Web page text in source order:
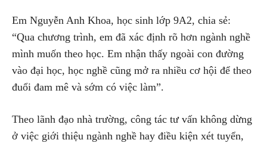
Em Nguyễn Anh Khoa, học sinh lớp 9A2, chia sẻ:
“Qua chương trình, em đã xác định rõ hơn ngành nghề
mình muốn theo học. Em nhận thấy ngoài con đường
vào đại học, học nghề cũng mở ra nhiều cơ hội để theo
đuổi đam mê và sớm có việc làm”.
Theo lãnh đạo nhà trường, công tác tư vấn không dừng
ở việc giới thiệu ngành nghề hay điều kiện xét tuyển,